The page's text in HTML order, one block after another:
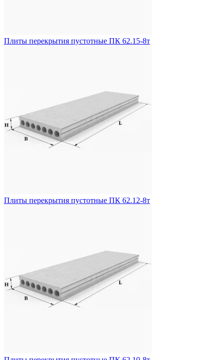
Плиты перекрытия пустотные ПК 62.15-8т
Плиты перекрытия пустотные ПК 62.12-8т